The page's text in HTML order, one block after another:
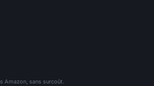
Amazon, sans surcoût.